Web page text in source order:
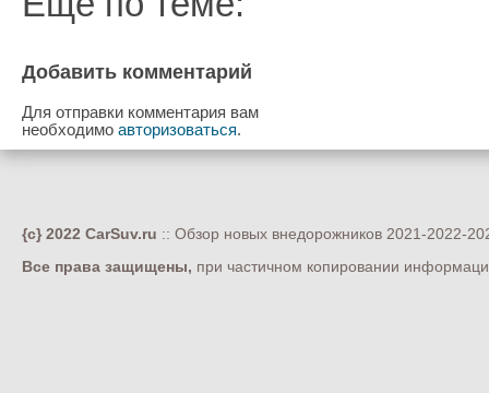
Добавить комментарий
Для отправки комментария вам
необходимо авторизоваться.
{c} 2022 CarSuv.ru :: Обзор новых внедорожников 2021-2022-
Все права защищены, при частичном копировании